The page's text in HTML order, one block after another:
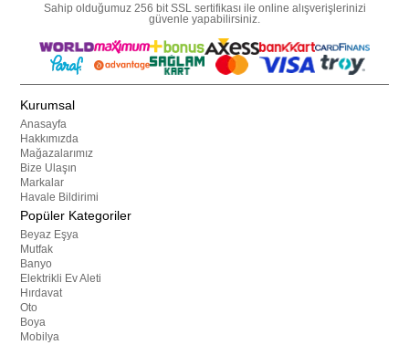
Sahip olduğumuz 256 bit SSL sertifikası ile online alışverişlerinizi
güvenle yapabilirsiniz.
Kurumsal
Anasayfa
Hakkımızda
Mağazalarımız
Bize Ulaşın
Markalar
Havale Bildirimi
Popüler Kategoriler
Beyaz Eşya
Mutfak
Banyo
Elektrikli Ev Aleti
Hırdavat
Oto
Boya
Mobilya